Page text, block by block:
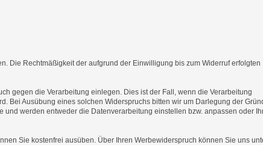
Die Rechtmäßigkeit der aufgrund der Einwilligung bis zum Widerruf erfolgten
gegen die Verarbeitung einlegen. Dies ist der Fall, wenn die Verarbeitung
Bei Ausübung eines solchen Widerspruchs bitten wir um Darlegung der
werden entweder die Datenverarbeitung einstellen bzw. anpassen oder
Sie kostenfrei ausüben. Über Ihren Werbewiderspruch können Sie uns